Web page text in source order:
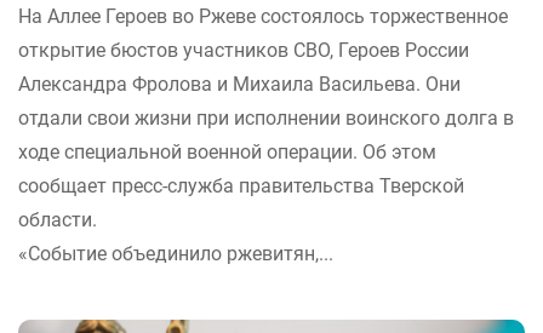
На Аллее Героев во Ржеве состоялось торжественное
открытие бюстов участников СВО, Героев России
Александра Фролова и Михаила Васильева. Они
отдали свои жизни при исполнении воинского долга в
ходе специальной военной операции. Об этом
сообщает пресс-служба правительства Тверской
области.
«Событие объединило ржевитян,...